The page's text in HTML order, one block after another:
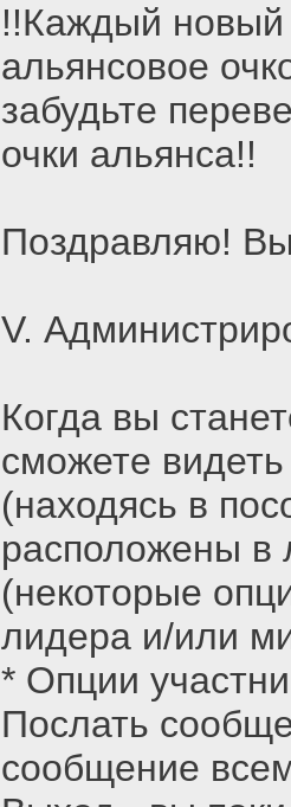
!!Каждый новый
альянсовое
забудьте
очки альянса!!
Поздравляю!
V.
Когда вы
сможете
(находясь в
расположены в
(некоторые
лидера и/или
* Опции
Послать
сообщение